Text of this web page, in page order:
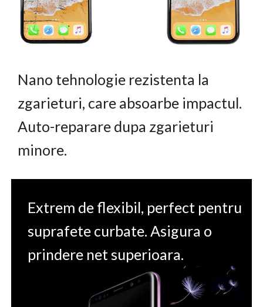
Nano tehnologie rezistenta la
zgarieturi, care absoarbe impactul.
Auto-reparare dupa zgarieturi
minore.
Extrem de flexibil, perfect pentru
suprafete curbate. Asigura o
prindere net superioara.